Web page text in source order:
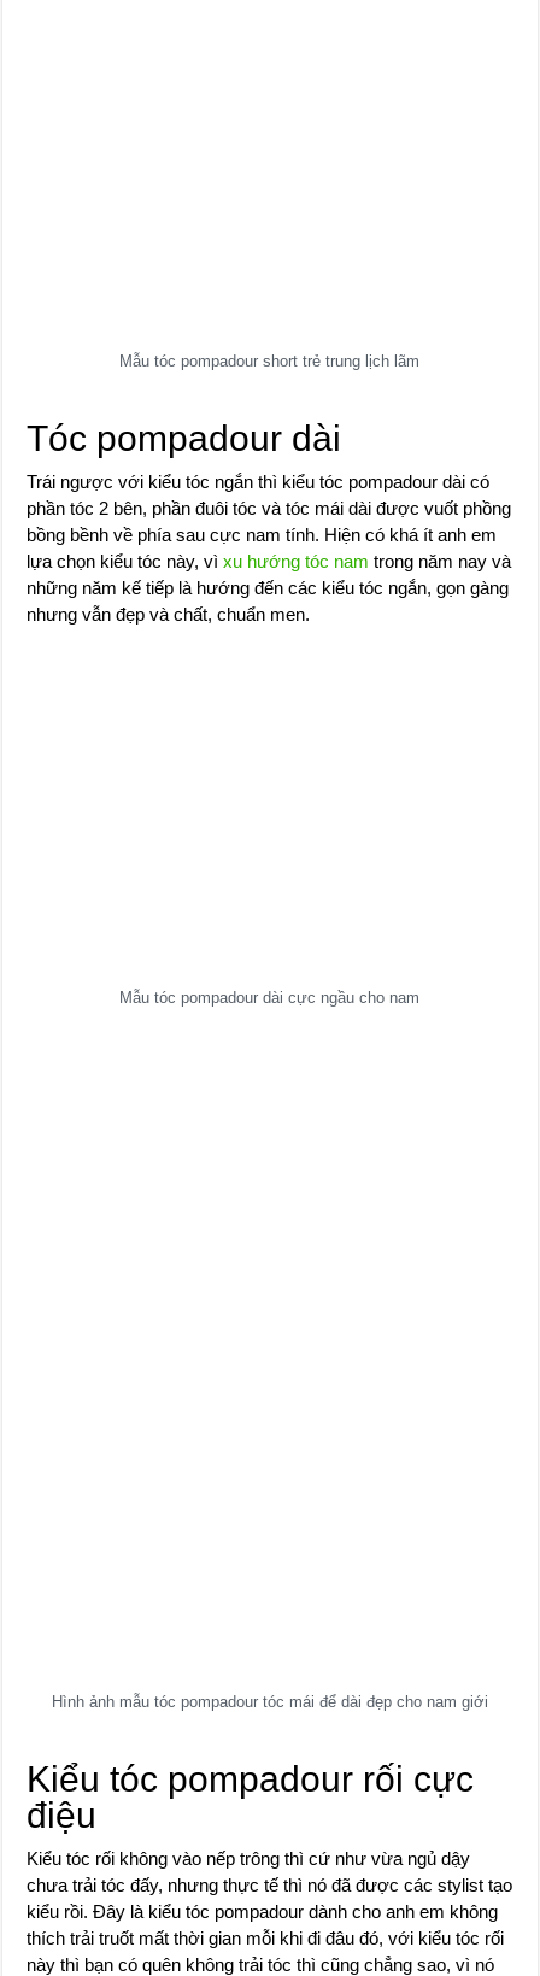
Mẫu tóc pompadour short trẻ trung lịch lãm
Tóc pompadour dài
Trái ngược với kiểu tóc ngắn thì kiểu tóc pompadour dài có
phần tóc 2 bên, phần đuôi tóc và tóc mái dài được vuốt phồng
bồng bềnh về phía sau cực nam tính. Hiện có khá ít anh em
lựa chọn kiểu tóc này, vìxu hướng tóc nam trong năm nay và
những năm kế tiếp là hướng đến các kiểu tóc ngắn, gọn gàng
nhưng vẫn đẹp và chất, chuẩn men.
Mẫu tóc pompadour dài cực ngầu cho nam
Hình ảnh mẫu tóc pompadour tóc mái để dài đẹp cho nam giới
Kiểu tóc pompadour rối cực
điệu
Kiểu tóc rối không vào nếp trông thì cứ như vừa ngủ dậy
chưa trải tóc đấy, nhưng thực tế thì nó đã được các stylist tạo
kiểu rồi. Đây là kiểu tóc pompadour dành cho anh em không
thích trải truốt mất thời gian mỗi khi đi đâu đó, với kiểu tóc rối
này thì bạn có quên không trải tóc thì cũng chẳng sao, vì nó